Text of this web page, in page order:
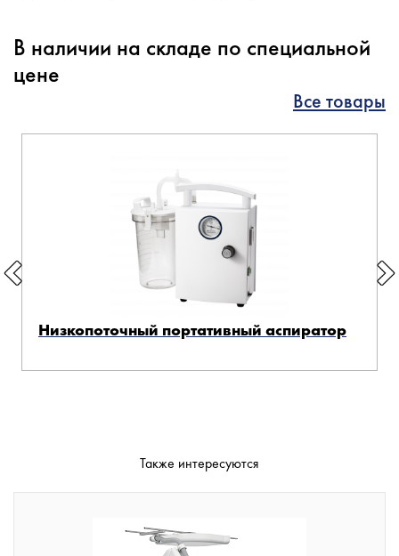
В наличии на складе по специальной
цене
Все товары
Низкопоточный портативный аспиратор
Также интересуются